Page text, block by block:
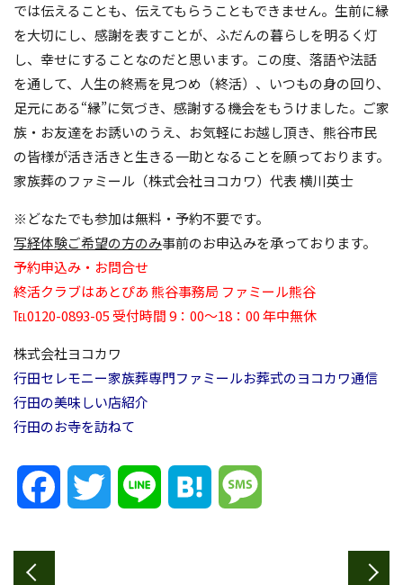
では伝えることも、伝えてもらうこともできません。生前に縁
を大切にし、感謝を表すことが、ふだんの暮らしを明るく灯
し、幸せにすることなのだと思います。この度、落語や法話
を通して、人生の終焉を見つめ（終活）、いつもの身の回り、
足元にある“縁”に気づき、感謝する機会をもうけました。ご家
族・お友達をお誘いのうえ、お気軽にお越し頂き、熊谷市民
の皆様が活き活きと生きる一助となることを願っております。
家族葬のファミール（株式会社ヨコカワ）代表 横川英士
※どなたでも参加は無料・予約不要です。
写経体験ご希望の方のみ事前のお申込みを承っております。
予約申込み・お問合せ
終活クラブはあとぴあ 熊谷事務局 ファミール熊谷
℡0120-0893-05 受付時間 9：00～18：00 年中無休
株式会社ヨコカワ
行田セレモニー家族葬専門ファミールお葬式のヨコカワ通信
行田の美味しい店紹介
行田のお寺を訪ねて
FacebookTwitter Line Hatena